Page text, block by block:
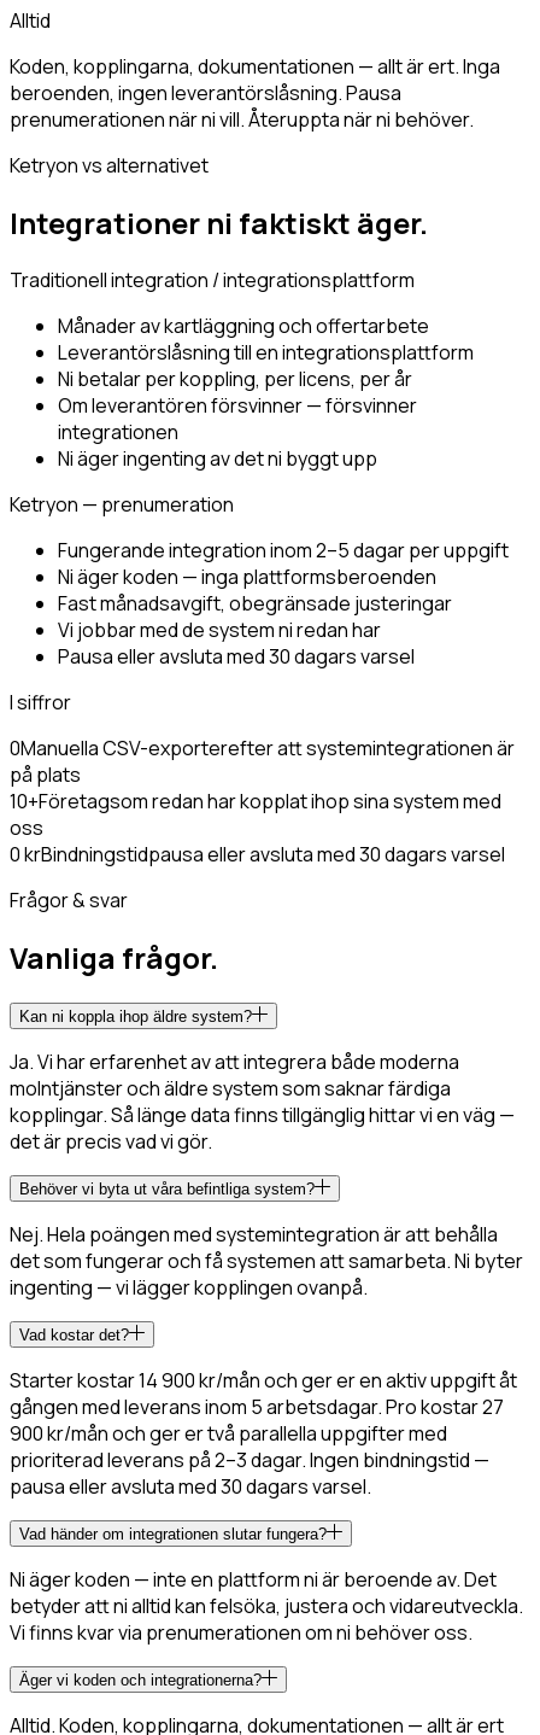
Alltid
Koden, kopplingarna, dokumentationen — allt är ert. Inga
beroenden, ingen leverantörslåsning. Pausa
prenumerationen när ni vill. Återuppta när ni behöver.
Ketryon vs alternativet
Integrationer ni faktiskt äger.
Traditionell integration / integrationsplattform
Månader av kartläggning och offertarbete
Leverantörslåsning till en integrationsplattform
Ni betalar per koppling, per licens, per år
Om leverantören försvinner — försvinner
integrationen
Ni äger ingenting av det ni byggt upp
Ketryon — prenumeration
Fungerande integration inom 2–5 dagar per uppgift
Ni äger koden — inga plattformsberoenden
Fast månadsavgift, obegränsade justeringar
Vi jobbar med de system ni redan har
Pausa eller avsluta med 30 dagars varsel
I siffror
0Manuella CSV-exporterefter att systemintegrationen är
på plats
10+Företagsom redan har kopplat ihop sina system med
oss
0 krBindningstidpausa eller avsluta med 30 dagars varsel
Frågor & svar
Vanliga frågor.
Kan ni koppla ihop äldre system?
Ja. Vi har erfarenhet av att integrera både moderna
molntjänster och äldre system som saknar färdiga
kopplingar. Så länge data finns tillgänglig hittar vi en väg —
det är precis vad vi gör.
Behöver vi byta ut våra befintliga system?
Nej. Hela poängen med systemintegration är att behålla
det som fungerar och få systemen att samarbeta. Ni byter
ingenting — vi lägger kopplingen ovanpå.
Vad kostar det?
Starter kostar 14 900 kr/mån och ger er en aktiv uppgift åt
gången med leverans inom 5 arbetsdagar. Pro kostar 27
900 kr/mån och ger er två parallella uppgifter med
prioriterad leverans på 2–3 dagar. Ingen bindningstid —
pausa eller avsluta med 30 dagars varsel.
Vad händer om integrationen slutar fungera?
Ni äger koden — inte en plattform ni är beroende av. Det
betyder att ni alltid kan felsöka, justera och vidareutveckla.
Vi finns kvar via prenumerationen om ni behöver oss.
Äger vi koden och integrationerna?
Alltid. Koden, kopplingarna, dokumentationen — allt är ert